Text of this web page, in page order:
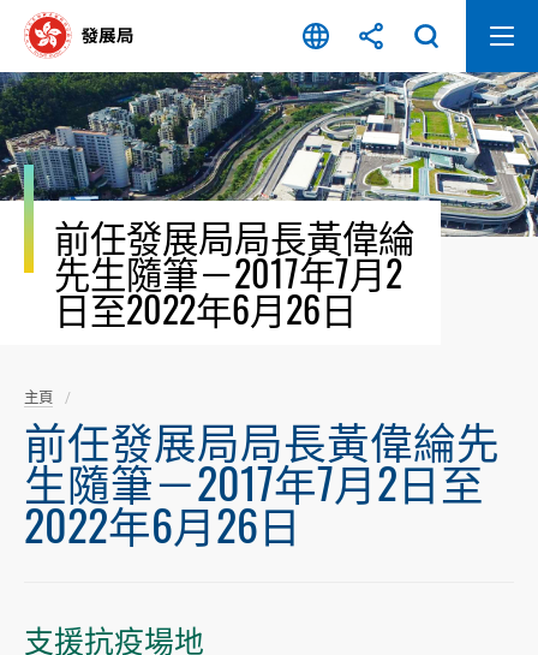
容
開
始
前任發展局局長黃偉綸
先生隨筆－2017年7月2
日至2022年6月26日
主頁
前任發展局局長黃偉綸先
生隨筆－2017年7月2日至
2022年6月26日
支援抗疫場地